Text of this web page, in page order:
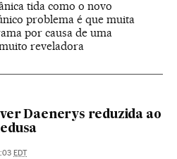
tida como o novo
problema é que muita
por causa de uma
reveladora
Daenerys reduzida ao
EDT